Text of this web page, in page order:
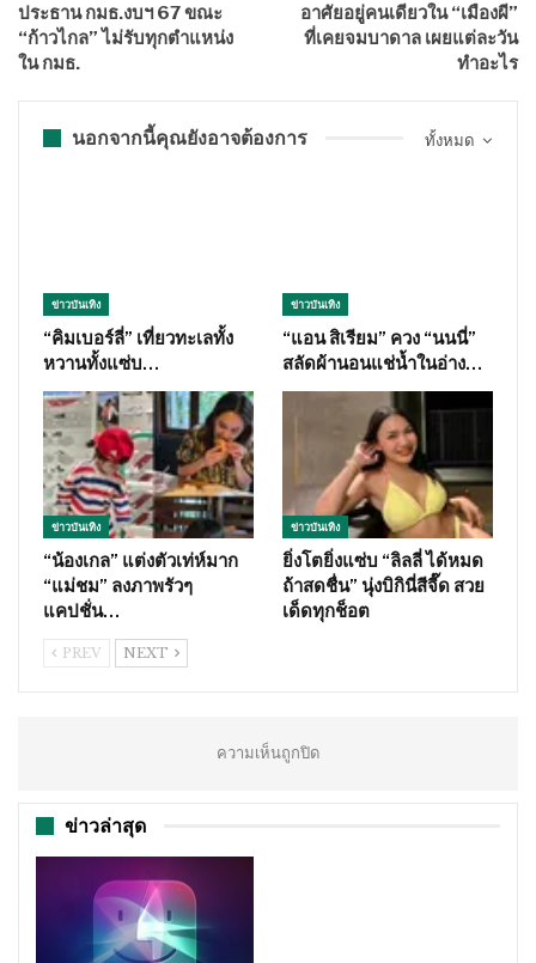
ประธาน กมธ.งบฯ 67 ขณะ
“ก้าวไกล” ไม่รับทุกตำแหน่ง
ใน กมธ.
อาศัยอยู่คนเดียวใน “เมืองผี”
ที่เคยจมบาดาล เผยแต่ละวัน
ทำอะไร
ทั้งหมด
นอกจากนี้คุณยังอาจต้องการ
ข่าวบันเทิง
“คิมเบอร์ลี่” เที่ยวทะเลทั้ง
หวานทั้งแซ่บ…
ข่าวบันเทิง
“แอน สิเรียม” ควง “นนนี่”
สลัดผ้านอนแช่น้ำในอ่าง…
ข่าวบันเทิง
“น้องเกล” แต่งตัวเท่ห์มาก
“แม่ชม” ลงภาพรัวๆ
แคปชั่น…
ข่าวบันเทิง
ยิ่งโตยิ่งแซ่บ “ลิลลี่ ได้หมด
ถ้าสดชื่น” นุ่งบิกินี่สีจี๊ด สวย
เด็ดทุกช็อต
PREV NEXT
ความเห็นถูกปิด
ข่าวล่าสุด